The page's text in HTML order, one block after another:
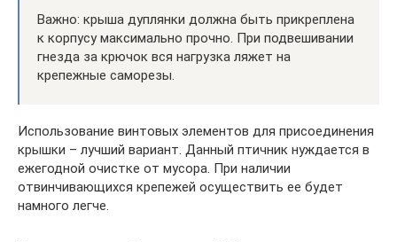
Важно: крыша дуплянки должна быть прикреплена
к корпусу максимально прочно. При подвешивании
гнезда за крючок вся нагрузка ляжет на
крепежные саморезы.
Использование винтовых элементов для присоединения
крышки – лучший вариант. Данный птичник нуждается в
ежегодной очистке от мусора. При наличии
отвинчивающихся крепежей осуществить ее будет
намного легче.